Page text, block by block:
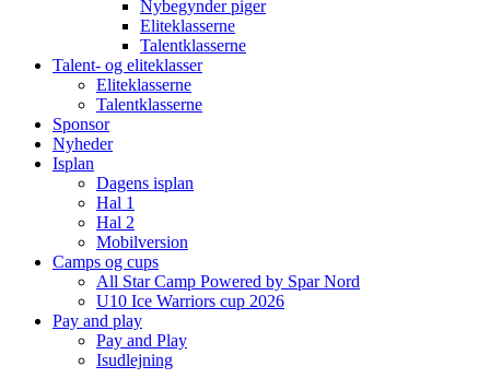
Nybegynder piger
Eliteklasserne
Talentklasserne
Talent- og eliteklasser
Eliteklasserne
Talentklasserne
Sponsor
Nyheder
Isplan
Dagens isplan
Hal 1
Hal 2
Mobilversion
Camps og cups
All Star Camp Powered by Spar Nord
U10 Ice Warriors cup 2026
Pay and play
Pay and Play
Isudlejning